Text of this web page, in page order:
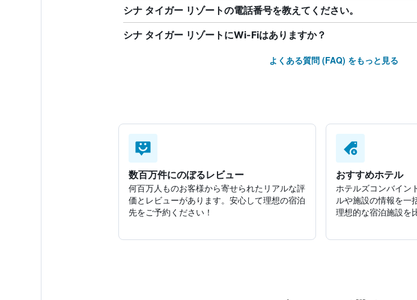
シナ タイガー リゾートの電話番号を教えてください。
シナ タイガー リゾートにWi-Fiはありますか？
よくある質問 (FAQ) をもっと見る
数百万件にのぼるレビュー
何百万人ものお客様から寄せられたリアルな評
価とレビューがあります。安心して理想の宿泊
先をご予約ください！
おすすめホテル
ホテルズコンバイン
ルや施設の情報を一
理想的な宿泊施設を